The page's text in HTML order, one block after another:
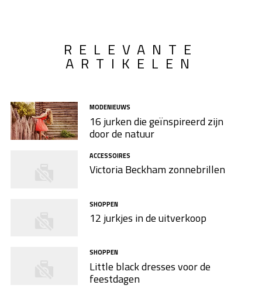
RELEVANTE
ARTIKELEN
MODENIEUWS
16 jurken die geïnspireerd zijn
door de natuur
ACCESSOIRES
Victoria Beckham zonnebrillen
SHOPPEN
12 jurkjes in de uitverkoop
SHOPPEN
Little black dresses voor de
feestdagen